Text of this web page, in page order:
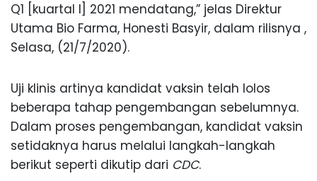
Q1 [kuartal I] 2021 mendatang,” jelas Direktur
Utama Bio Farma, Honesti Basyir, dalam rilisnya ,
Selasa, (21/7/2020).
Uji klinis artinya kandidat vaksin telah lolos
beberapa tahap pengembangan sebelumnya.
Dalam proses pengembangan, kandidat vaksin
setidaknya harus melalui langkah-langkah
berikut seperti dikutip dari CDC.